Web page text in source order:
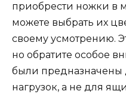
приобрести ножки в
можете выбрать их
своему усмотрению.
но обратите особое
были предназначены
нагрузок, а не для